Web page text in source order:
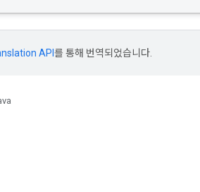
API 를 통해 번역되었습니다.